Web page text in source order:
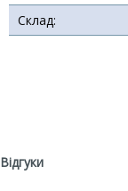
Склад:
Відгуки